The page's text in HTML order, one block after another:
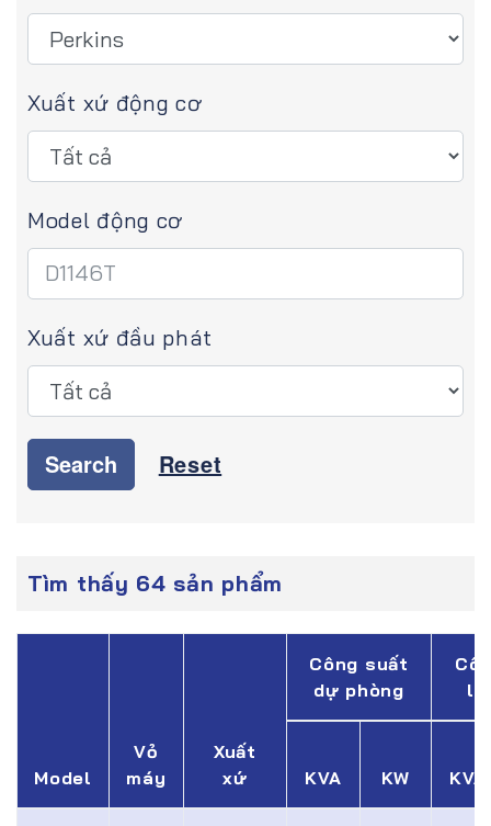
Xuất xứ động cơ
Model động cơ
Xuất xứ đầu phát
Search Reset
Tìm thấy 64 sản phẩm
Model
Vỏ
máy
Xuất
xứ
Công suất
dự phòng
KVA KW KVA